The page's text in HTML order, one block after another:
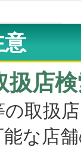
扱店
取扱
な店